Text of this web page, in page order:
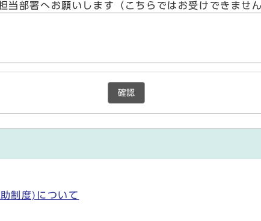
当部署へお願いします（こちらではお受けできませ
確認
制度)について